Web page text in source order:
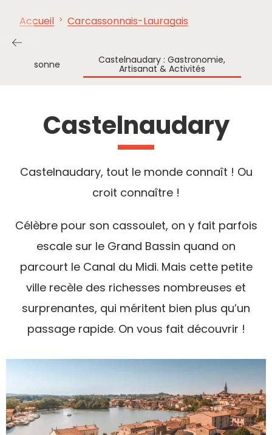
INCONTOURNABLES
Accueil Carcassonnais-Lauragais
Carcassonne Castelnaudary : Gastronomie,
Artisanat & Activités
Castelnaudary
Castelnaudary, tout le monde connaît ! Ou
croit connaître !
Célèbre pour son cassoulet, on y fait parfois
escale sur le Grand Bassin quand on
parcourt le Canal du Midi. Mais cette petite
ville recèle des richesses nombreuses et
surprenantes, qui méritent bien plus qu’un
passage rapide. On vous fait découvrir !